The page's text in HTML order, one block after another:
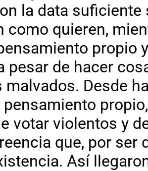
la data
como quieren,
propio
pesar de hacer
malvados. Desde
pensamiento
votar violentos y
que, por ser
Así